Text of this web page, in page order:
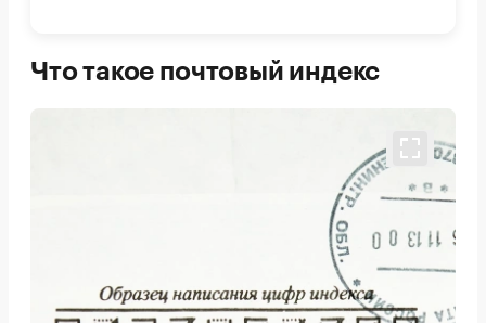
Что такое почтовый индекс